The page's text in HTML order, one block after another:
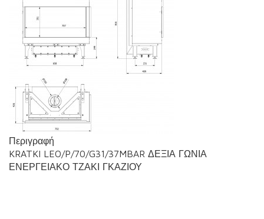
Περιγραφή
KRATKI LEO/P/70/G31/37MBAR ΔΕΞΙΑ ΓΩΝΙΑ
ΕΝΕΡΓΕΙΑΚΟ ΤΖΑΚΙ ΓΚΑΖΙΟΥ